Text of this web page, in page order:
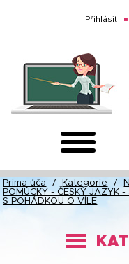
Přihlásit
Prima úča / Kategorie /
POMŮCKY - ČESKÝ JAZYK -
S POHÁDKOU O VÍLE